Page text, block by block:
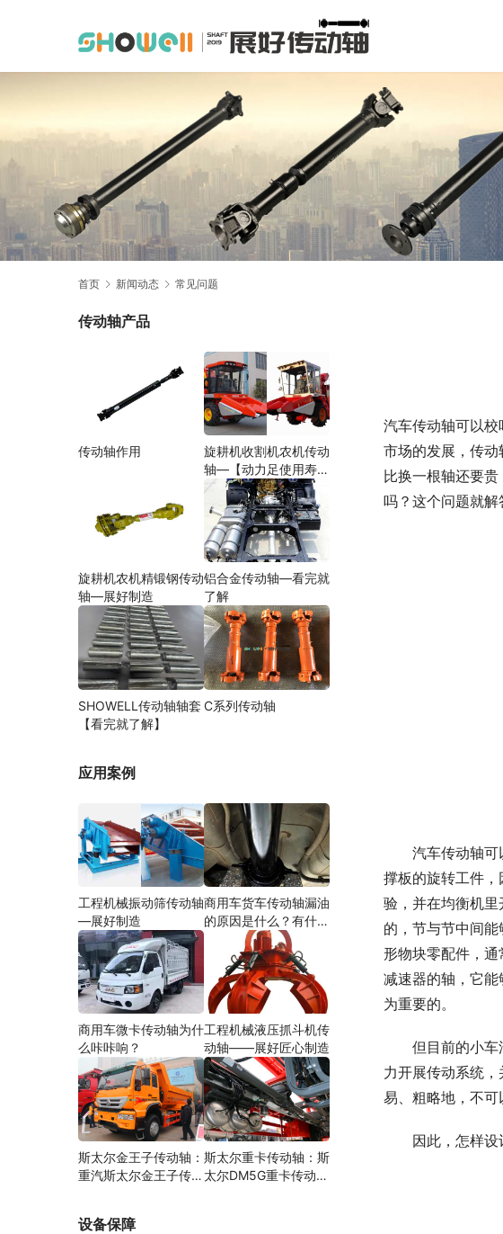
首页 新闻动态 常见问题
汽车传动轴可以
市场的发展，传
比换一根轴还要
吗？这个问题就解
汽车传动轴可以
撑板的旋转工件
验，并在均衡机
的，节与节中间
形物块零配件，
减速器的轴，它
为重要的。
但目前的小车汽
力开展传动系统
易、粗略地，不可
因此，怎样设计
传动轴产品
传动轴作用
旋耕机收割机农机传动
轴—【动力足使用寿命
久】
旋耕机农机精锻钢传动
轴—展好制造
铝合金传动轴—看完就
了解
SHOWELL传动轴轴套
【看完就了解】
C系列传动轴
应用案例
工程机械振动筛传动轴
—展好制造
商用车货车传动轴漏油
的原因是什么？有什么
商用车微卡传动轴为什
么咔咔响？
工程机械液压抓斗机传
动轴——展好匠心制造
斯太尔金王子传动轴：
重汽斯太尔金王子传动
斯太尔重卡传动轴：斯
太尔DM5G重卡传动轴
设备保障